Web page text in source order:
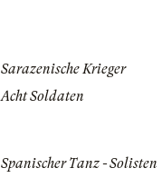
Sarazenische Krieger
Acht Soldaten
Spanischer Tanz - Solisten